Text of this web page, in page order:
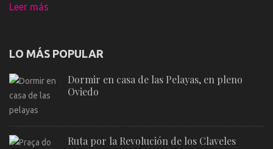
Leer más
LO MÁS POPULAR
Dormir en casa de las Pelayas, en pleno
Oviedo
Ruta por la Revolución de los Claveles